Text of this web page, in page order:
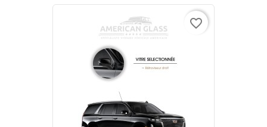
favorite_border